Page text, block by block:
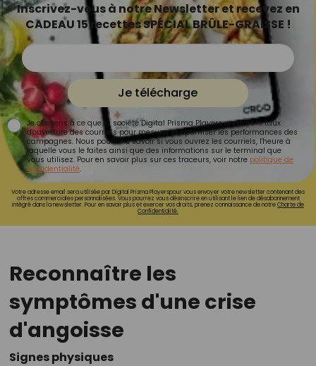
Inscrivez-vous à notre Newsletter et recevez en
CADEAU 15 recettes SPÉCIAL BRÛLE-GRAISSE !
Je télécharge
Je consens à ce que la société Digital Prisma Players analyse le taux
d'ouverture des courriels pour mesurer et optimiser les performances des
campagnes. Nous pourrons savoir si vous ouvrez les courriels, l'heure à
laquelle vous le faites ainsi que des informations sur le terminal que
vous utilisez. Pour en savoir plus sur ces traceurs, voir notre politique de
confidentialité.
Votre adresse email sera utilisée par Digital Prisma Playerspour vous envoyer votre newsletter contenant des
offres commerciales personnalisées. Vous pourrez vous désinscrire en utilisant le lien de désabonnement
intégré dans la newsletter. Pour en savoir plus et exercer vos droits, prenez connaissance de notreCharte de
Confidentialité.
Reconnaître les
symptômes d'une crise
d'angoisse
Signes physiques